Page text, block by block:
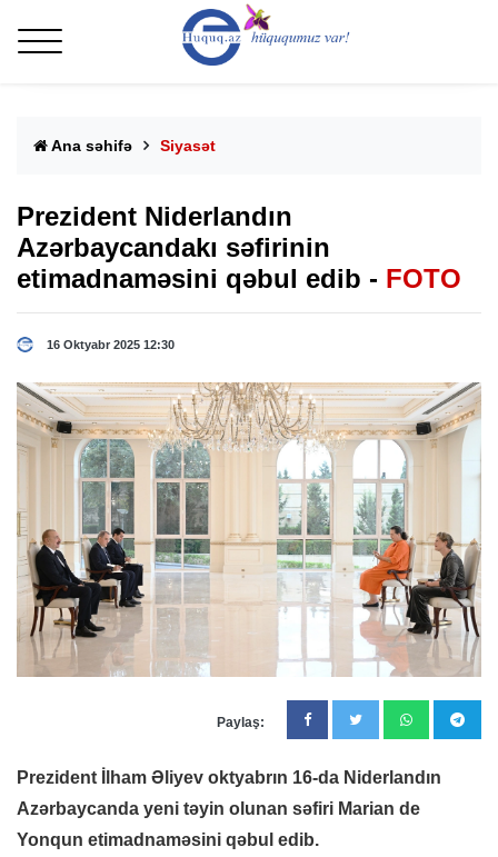
Ana səhifə Siyasət
Prezident Niderlandın
Azərbaycandakı səfirinin
etimadnaməsini qəbul edib - FOTO
16 Oktyabr 2025 12:30
Paylaş:
Prezident İlham Əliyev oktyabrın 16-da Niderlandın
Azərbaycanda yeni təyin olunan səfiri Marian de
Yonqun etimadnaməsini qəbul edib.